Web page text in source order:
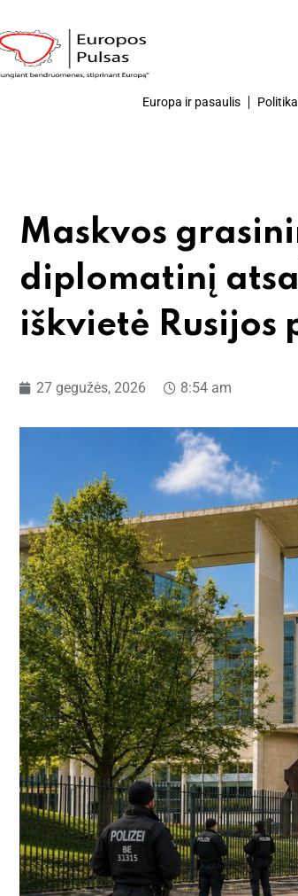
Europa ir pasaulis
Maskvos
diplomatinį
iškvietė Rusijos
27 gegužės, 2026 8:54 am